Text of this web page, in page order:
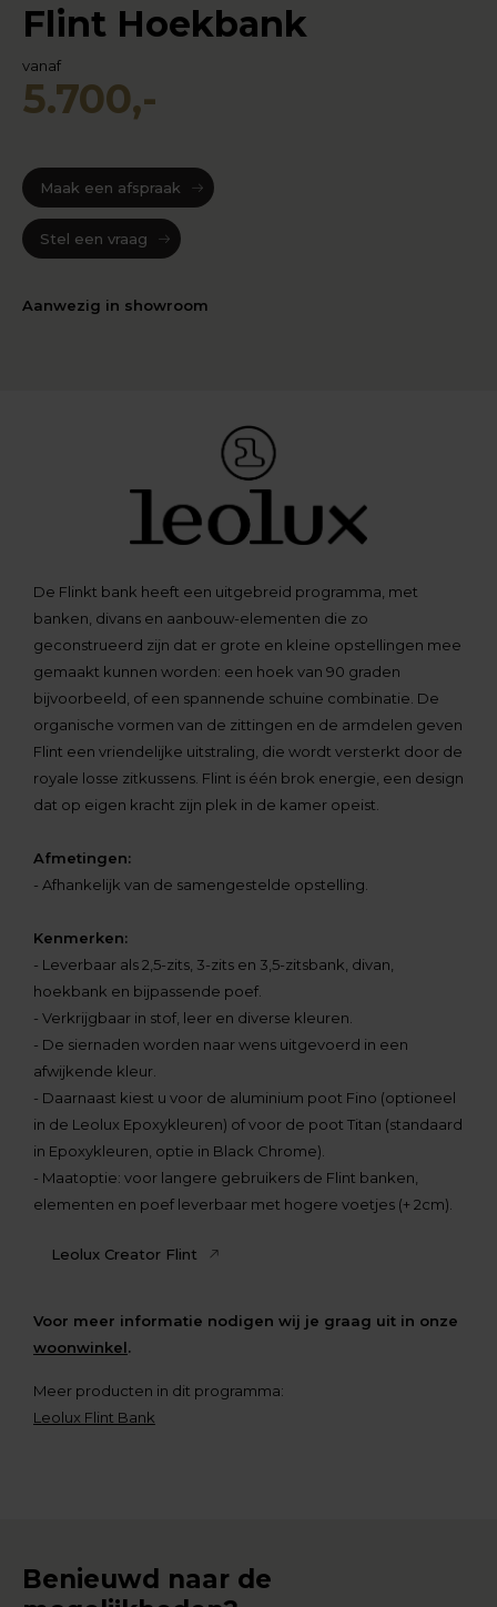
Flint Hoekbank
vanaf
5.700,-
Maak een afspraak
Stel een vraag
Aanwezig in showroom
De Flinkt bank heeft een uitgebreid programma, met
banken, divans en aanbouw-elementen die zo
geconstrueerd zijn dat er grote en kleine opstellingen mee
gemaakt kunnen worden: een hoek van 90 graden
bijvoorbeeld, of een spannende schuine combinatie. De
organische vormen van de zittingen en de armdelen geven
Flint een vriendelijke uitstraling, die wordt versterkt door de
royale losse zitkussens. Flint is één brok energie, een design
dat op eigen kracht zijn plek in de kamer opeist.
Afmetingen:
- Afhankelijk van de samengestelde opstelling.
Kenmerken:
- Leverbaar als 2,5-zits, 3-zits en 3,5-zitsbank, divan,
hoekbank en bijpassende poef.
- Verkrijgbaar in stof, leer en diverse kleuren.
- De siernaden worden naar wens uitgevoerd in een
afwijkende kleur.
- Daarnaast kiest u voor de aluminium poot Fino (optioneel
in de Leolux Epoxykleuren) of voor de poot Titan (standaard
in Epoxykleuren, optie in Black Chrome).
- Maatoptie: voor langere gebruikers de Flint banken,
elementen en poef leverbaar met hogere voetjes (+ 2cm).
Leolux Creator Flint
Voor meer informatie nodigen wij je graag uit in onze
woonwinkel.
Meer producten in dit programma:
Leolux Flint Bank
Benieuwd naar de